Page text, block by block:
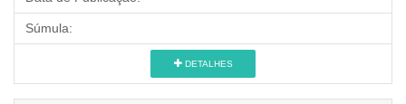
Súmula:
DETALHES